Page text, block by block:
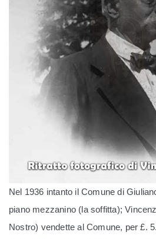
Nel 1936 intanto il Comune di
piano mezzanino (la soffitta);
Nostro) vendette al Comune, per £.